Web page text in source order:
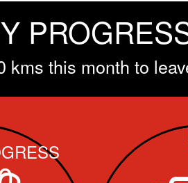
kms this month to